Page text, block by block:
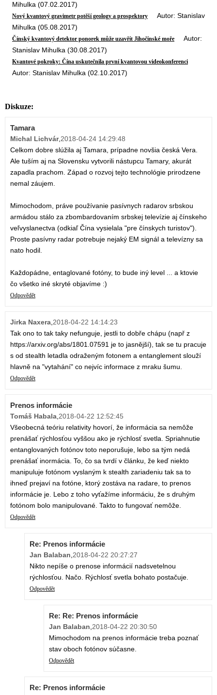
Mihulka (07.02.2017)
Nový kvantový gravimetr potěší geology a prospektory Autor: Stanislav
Mihulka (05.08.2017)
Čínský kvantový detektor ponorek může uzavřít Jihočínské moře Autor:
Stanislav Mihulka (30.08.2017)
Kvantové pokroky: Čína uskutečnila první kvantovou videokonferenci
Autor: Stanislav Mihulka (02.10.2017)
Diskuze:
Tamara
Michal Lichvár,2018-04-24 14:29:48
Celkom dobre slúžila aj Tamara, prípadne novšia česká Vera.
Ale tuším aj na Slovensku vytvorili nástupcu Tamary, akurát
zapadla prachom. Západ o rozvoj tejto technológie prirodzene
nemal záujem.
Mimochodom, práve používanie pasívnych radarov srbskou
armádou stálo za zbombardovaním srbskej televízie aj čínskeho
veľvyslanectva (odkiaľ Čína vysielala "pre čínskych turistov").
Proste pasívny radar potrebuje nejaký EM signál a televízny sa
nato hodil.
Každopádne, entaglované fotóny, to bude iný level ... a ktovie
čo všetko iné skryté objavíme :)
Odpovědět
Jirka Naxera,2018-04-22 14:14:23
Tak ono to tak taky nefunguje, jestli to dobře chápu (např z
https://arxiv.org/abs/1801.07591 je to jasnější), tak se tu pracuje
s od stealth letadla odraženým fotonem a entanglement slouží
hlavně na "vytahání" co nejvíc informace z mraku šumu.
Odpovědět
Prenos informácie
Tomáš Habala,2018-04-22 12:52:45
Všeobecná teóriu relativity hovorí, že informácia sa nemôže
prenášať rýchlosťou vyššou ako je rýchlosť svetla. Spriahnutie
entanglovaných fotónov toto neporušuje, lebo sa tým nedá
prenášať inormácia. To, čo sa tvrdí v článku, že keď niekto
manipuluje fotónom vyslaným k stealth zariadeniu tak sa to
ihneď prejaví na fotóne, ktorý zostáva na radare, to prenos
informácie je. Lebo z toho vyťažíme informáciu, že s druhým
fotónom bolo manipulované. Takto to fungovať nemôže.
Odpovědět
Re: Prenos informácie
Jan Balaban,2018-04-22 20:27:27
Nikto nepíše o prenose informácií nadsvetelnou
rýchlosťou. Načo. Rýchlosť svetla bohato postačuje.
Odpovědět
Re: Re: Prenos informácie
Jan Balaban,2018-04-22 20:30:50
Mimochodom na prenos informácie treba poznať
stav oboch fotónov súčasne.
Odpovědět
Re: Prenos informácie